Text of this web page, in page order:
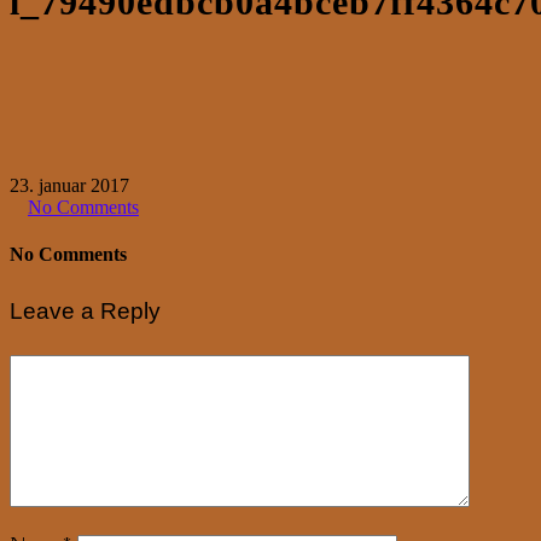
23. januar 2017
No Comments
No Comments
Leave a Reply